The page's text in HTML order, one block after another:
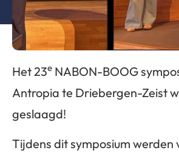
Het 23e NABON-BOOG
Antropia te Driebergen-Zeist
geslaagd!
Tijdens dit symposium werden